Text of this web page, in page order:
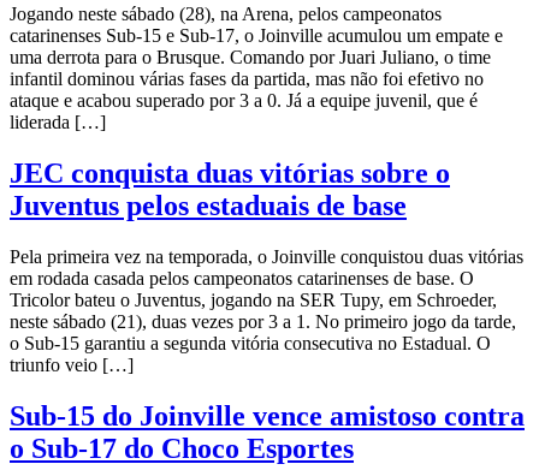
Jogando neste sábado (28), na Arena, pelos campeonatos
catarinenses Sub-15 e Sub-17, o Joinville acumulou um empate e
uma derrota para o Brusque. Comando por Juari Juliano, o time
infantil dominou várias fases da partida, mas não foi efetivo no
ataque e acabou superado por 3 a 0. Já a equipe juvenil, que é
liderada […]
JEC conquista duas vitórias sobre o
Juventus pelos estaduais de base
Pela primeira vez na temporada, o Joinville conquistou duas vitórias
em rodada casada pelos campeonatos catarinenses de base. O
Tricolor bateu o Juventus, jogando na SER Tupy, em Schroeder,
neste sábado (21), duas vezes por 3 a 1. No primeiro jogo da tarde,
o Sub-15 garantiu a segunda vitória consecutiva no Estadual. O
triunfo veio […]
Sub-15 do Joinville vence amistoso contra
o Sub-17 do Choco Esportes